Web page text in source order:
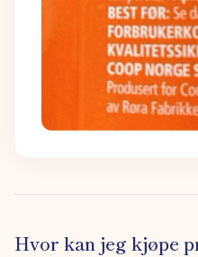
Hvor kan jeg kjøpe